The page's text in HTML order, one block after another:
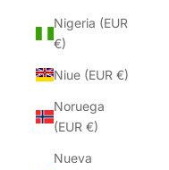
Nigeria (EUR
€)
Niue (EUR €)
Noruega
(EUR €)
Nueva